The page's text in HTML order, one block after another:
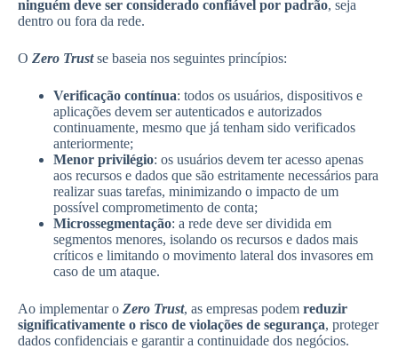
ninguém deve ser considerado confiável por padrão, seja
dentro ou fora da rede.
O Zero Trustse baseia nos seguintes princípios:
Verificação contínua: todos os usuários, dispositivos e
aplicações devem ser autenticados e autorizados
continuamente, mesmo que já tenham sido verificados
anteriormente;
Menor privilégio: os usuários devem ter acesso apenas
aos recursos e dados que são estritamente necessários para
realizar suas tarefas, minimizando o impacto de um
possível comprometimento de conta;
Microssegmentação: a rede deve ser dividida em
segmentos menores, isolando os recursos e dados mais
críticos e limitando o movimento lateral dos invasores em
caso de um ataque.
Ao implementar o Zero Trust, as empresas podem reduzir
significativamente o risco de violações de segurança, proteger
dados confidenciais e garantir a continuidade dos negócios.